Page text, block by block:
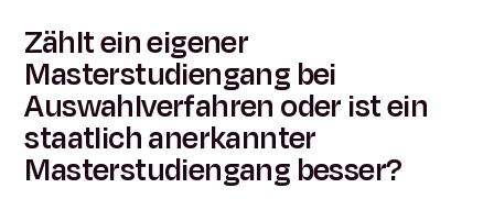
Zählt ein eigener
Masterstudiengang bei
Auswahlverfahren oder ist ein
staatlich anerkannter
Masterstudiengang besser?